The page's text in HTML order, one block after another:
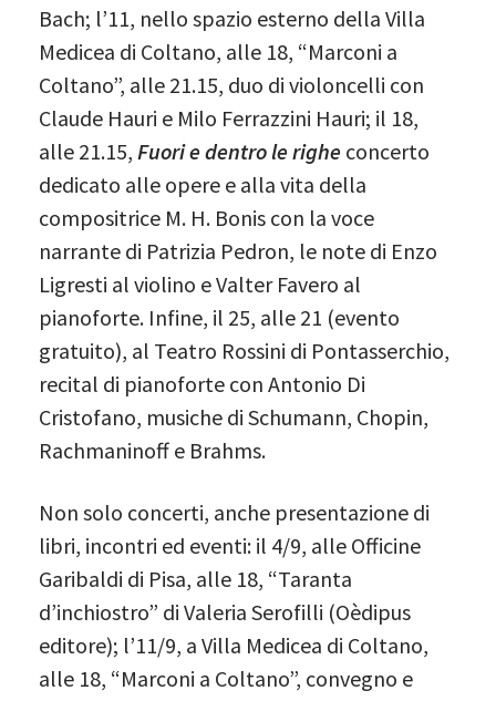
Bach; l’11, nello spazio esterno della Villa
Medicea di Coltano, alle 18, “Marconi a
Coltano”, alle 21.15, duo di violoncelli con
Claude Hauri e Milo Ferrazzini Hauri; il 18,
alle 21.15, Fuori e dentro le righe concerto
dedicato alle opere e alla vita della
compositrice M. H. Bonis con la voce
narrante di Patrizia Pedron, le note di Enzo
Ligresti al violino e Valter Favero al
pianoforte. Infine, il 25, alle 21 (evento
gratuito), al Teatro Rossini di Pontasserchio,
recital di pianoforte con Antonio Di
Cristofano, musiche di Schumann, Chopin,
Rachmaninoff e Brahms.
Non solo concerti, anche presentazione di
libri, incontri ed eventi: il 4/9, alle Officine
Garibaldi di Pisa, alle 18, “Taranta
d’inchiostro” di Valeria Serofilli (Oèdipus
editore); l’11/9, a Villa Medicea di Coltano,
alle 18, “Marconi a Coltano”, convegno e